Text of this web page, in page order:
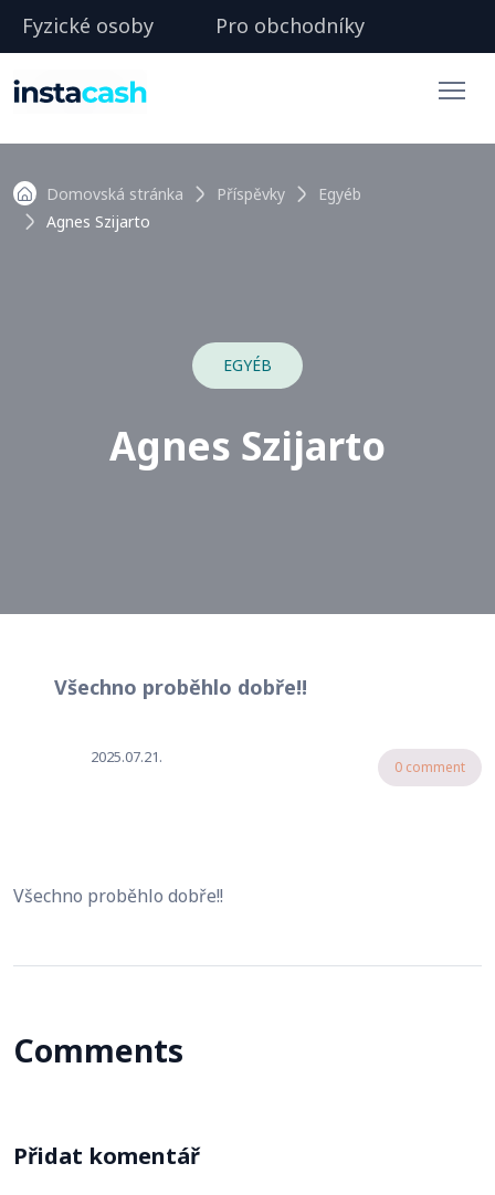
Fyzické osoby Pro obchodníky
Domovská stránka Příspěvky
Egyéb
Agnes Szijarto
EGYÉB
Agnes Szijarto
Všechno proběhlo dobře!!
2025.07.21.
0 comment
Všechno proběhlo dobře!!
Comments
Přidat komentář